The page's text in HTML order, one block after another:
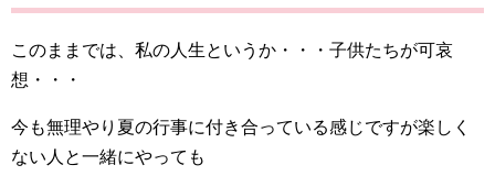
このままでは、私の人生というか・・・子供たちが可哀
想・・・
今も無理やり夏の行事に付き合っている感じですが楽しく
ない人と一緒にやっても